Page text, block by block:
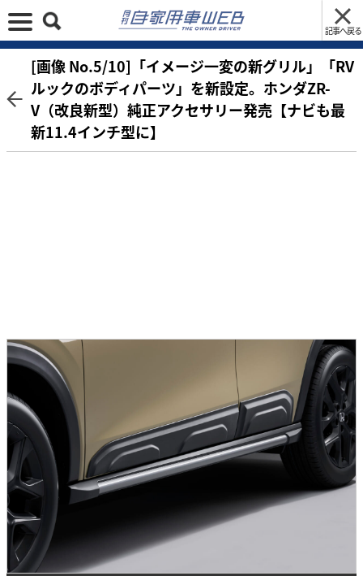
記事へ戻る
[画像 No.5/10]「イメージ一変の新グリル」「RV
ルックのボディパーツ」を新設定。ホンダZR-
V（改良新型）純正アクセサリー発売【ナビも最
新11.4インチ型に】